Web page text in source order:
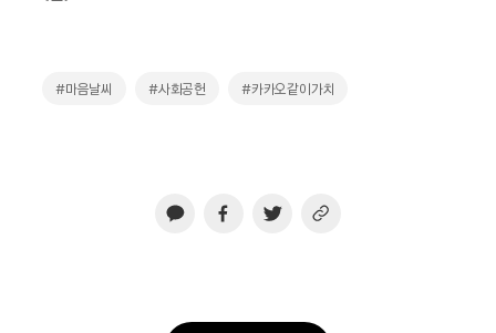
#마음날씨 #사회공헌 #카카오같이가치